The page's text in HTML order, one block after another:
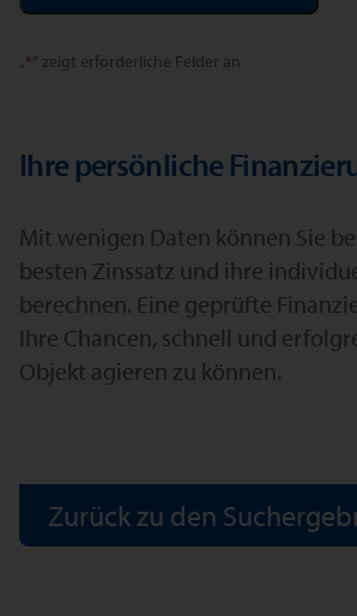
„*“ zeigt erforderliche Felder an
Ihre persönliche
Mit wenigen Daten können Sie
besten Zinssatz und ihre
berechnen. Eine geprüfte
Ihre Chancen, schnell und
Objekt agieren zu können.
Zurück zu den